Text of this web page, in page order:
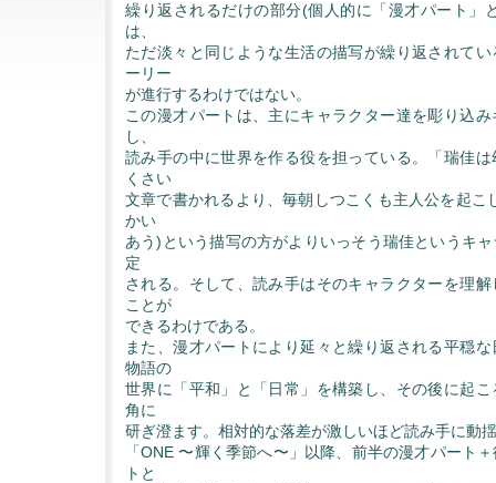
繰り返されるだけの部分(個人的に「漫才パート」
は、
ただ淡々と同じような生活の描写が繰り返されて
ーリー
が進行するわけではない。
この漫才パートは、主にキャラクター達を彫り込
し、
読み手の中に世界を作る役を担っている。「瑞佳
くさい
文章で書かれるより、毎朝しつこくも主人公を起こ
かい
あう)という描写の方がよりいっそう瑞佳というキ
定
される。そして、読み手はそのキャラクターを理
ことが
できるわけである。
また、漫才パートにより延々と繰り返される平穏
物語の
世界に「平和」と「日常」を構築し、その後に起
角に
研ぎ澄ます。相対的な落差が激しいほど読み手に動
「ONE 〜輝く季節へ〜」以降、前半の漫才パート
トと